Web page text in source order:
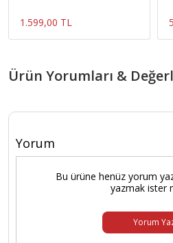
1.599,00 TL
Ürün Yorumları &
Yorum
Bu ürüne henüz yorum
yazmak ister
Yorum